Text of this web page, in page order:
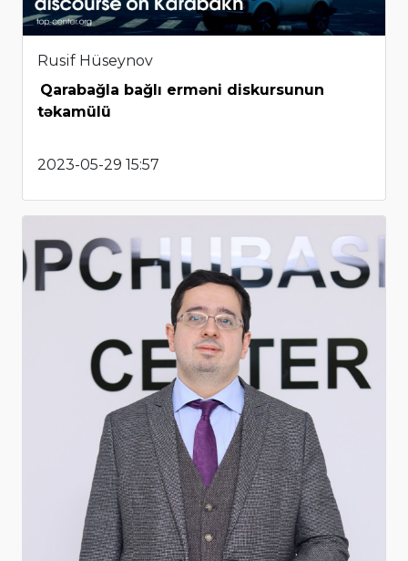
Rusif Hüseynov
Qarabağla bağlı erməni diskursunun
təkamülü
2023-05-29 15:57